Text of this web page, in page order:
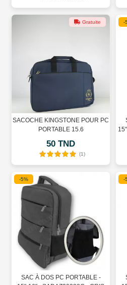
Gratuite
SACOCHE KINGSTONE POUR PC
PORTABLE 15.6
50 TND
(1)
-
-5%
SAC À DOS PC PORTABLE -
-